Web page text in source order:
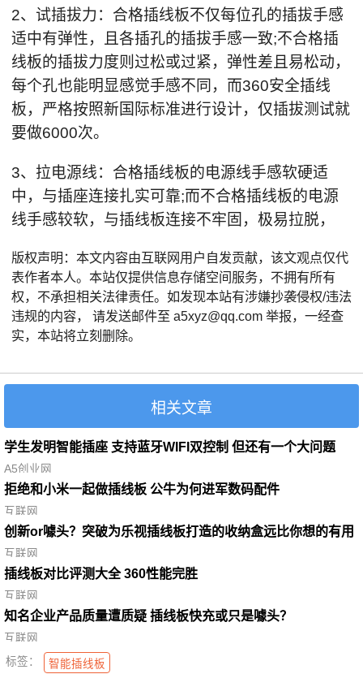
2、试插拔力：合格插线板不仅每位孔的插拔手感
适中有弹性，且各插孔的插拔手感一致;不合格插
线板的插拔力度则过松或过紧，弹性差且易松动，
每个孔也能明显感觉手感不同，而360安全插线
板，严格按照新国际标准进行设计，仅插拔测试就
要做6000次。
3、拉电源线：合格插线板的电源线手感软硬适
中，与插座连接扎实可靠;而不合格插线板的电源
线手感较软，与插线板连接不牢固，极易拉脱，
版权声明：本文内容由互联网用户自发贡献，该文观点仅代
表作者本人。本站仅提供信息存储空间服务，不拥有所有
权，不承担相关法律责任。如发现本站有涉嫌抄袭侵权/违法
违规的内容， 请发送邮件至 a5xyz@qq.com 举报，一经查
实，本站将立刻删除。
相关文章
学生发明智能插座 支持蓝牙WIFI双控制 但还有一个大问题
A5创业网
拒绝和小米一起做插线板 公牛为何进军数码配件
互联网
创新or噱头？突破为乐视插线板打造的收纳盒远比你想的有用
互联网
插线板对比评测大全 360性能完胜
互联网
知名企业产品质量遭质疑 插线板快充或只是噱头？
互联网
标签：
智能插线板